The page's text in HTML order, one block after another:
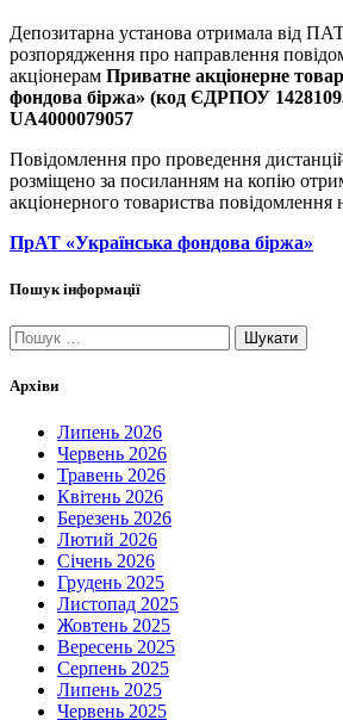
Депозитарна установа отримала від
розпорядження про направлення
акціонерам Приватне акціонерне
фондова біржа» (код ЄДРПОУ
UA4000079057
Повідомлення про проведення
розміщено за посиланням на копію
акціонерного товариства
ПрАТ «Українська фондова біржа»
Пошук інформації
Пошук:
Архіви
Липень 2026
Червень 2026
Травень 2026
Квітень 2026
Березень 2026
Лютий 2026
Січень 2026
Грудень 2025
Листопад 2025
Жовтень 2025
Вересень 2025
Серпень 2025
Липень 2025
Червень 2025